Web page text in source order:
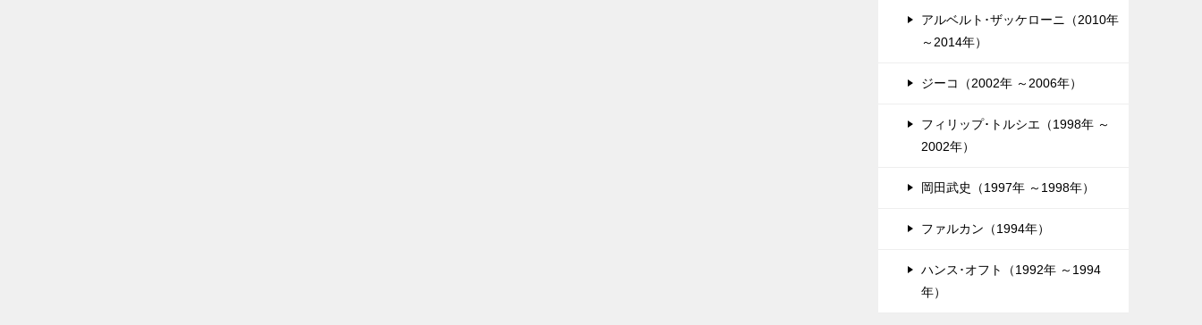
アルベルト･ザッケローニ（2010年
～2014年）
ジーコ（2002年 ～2006年）
フィリップ･トルシエ（1998年 ～
2002年）
岡田武史（1997年 ～1998年）
ファルカン（1994年）
ハンス･オフト（1992年 ～1994
年）